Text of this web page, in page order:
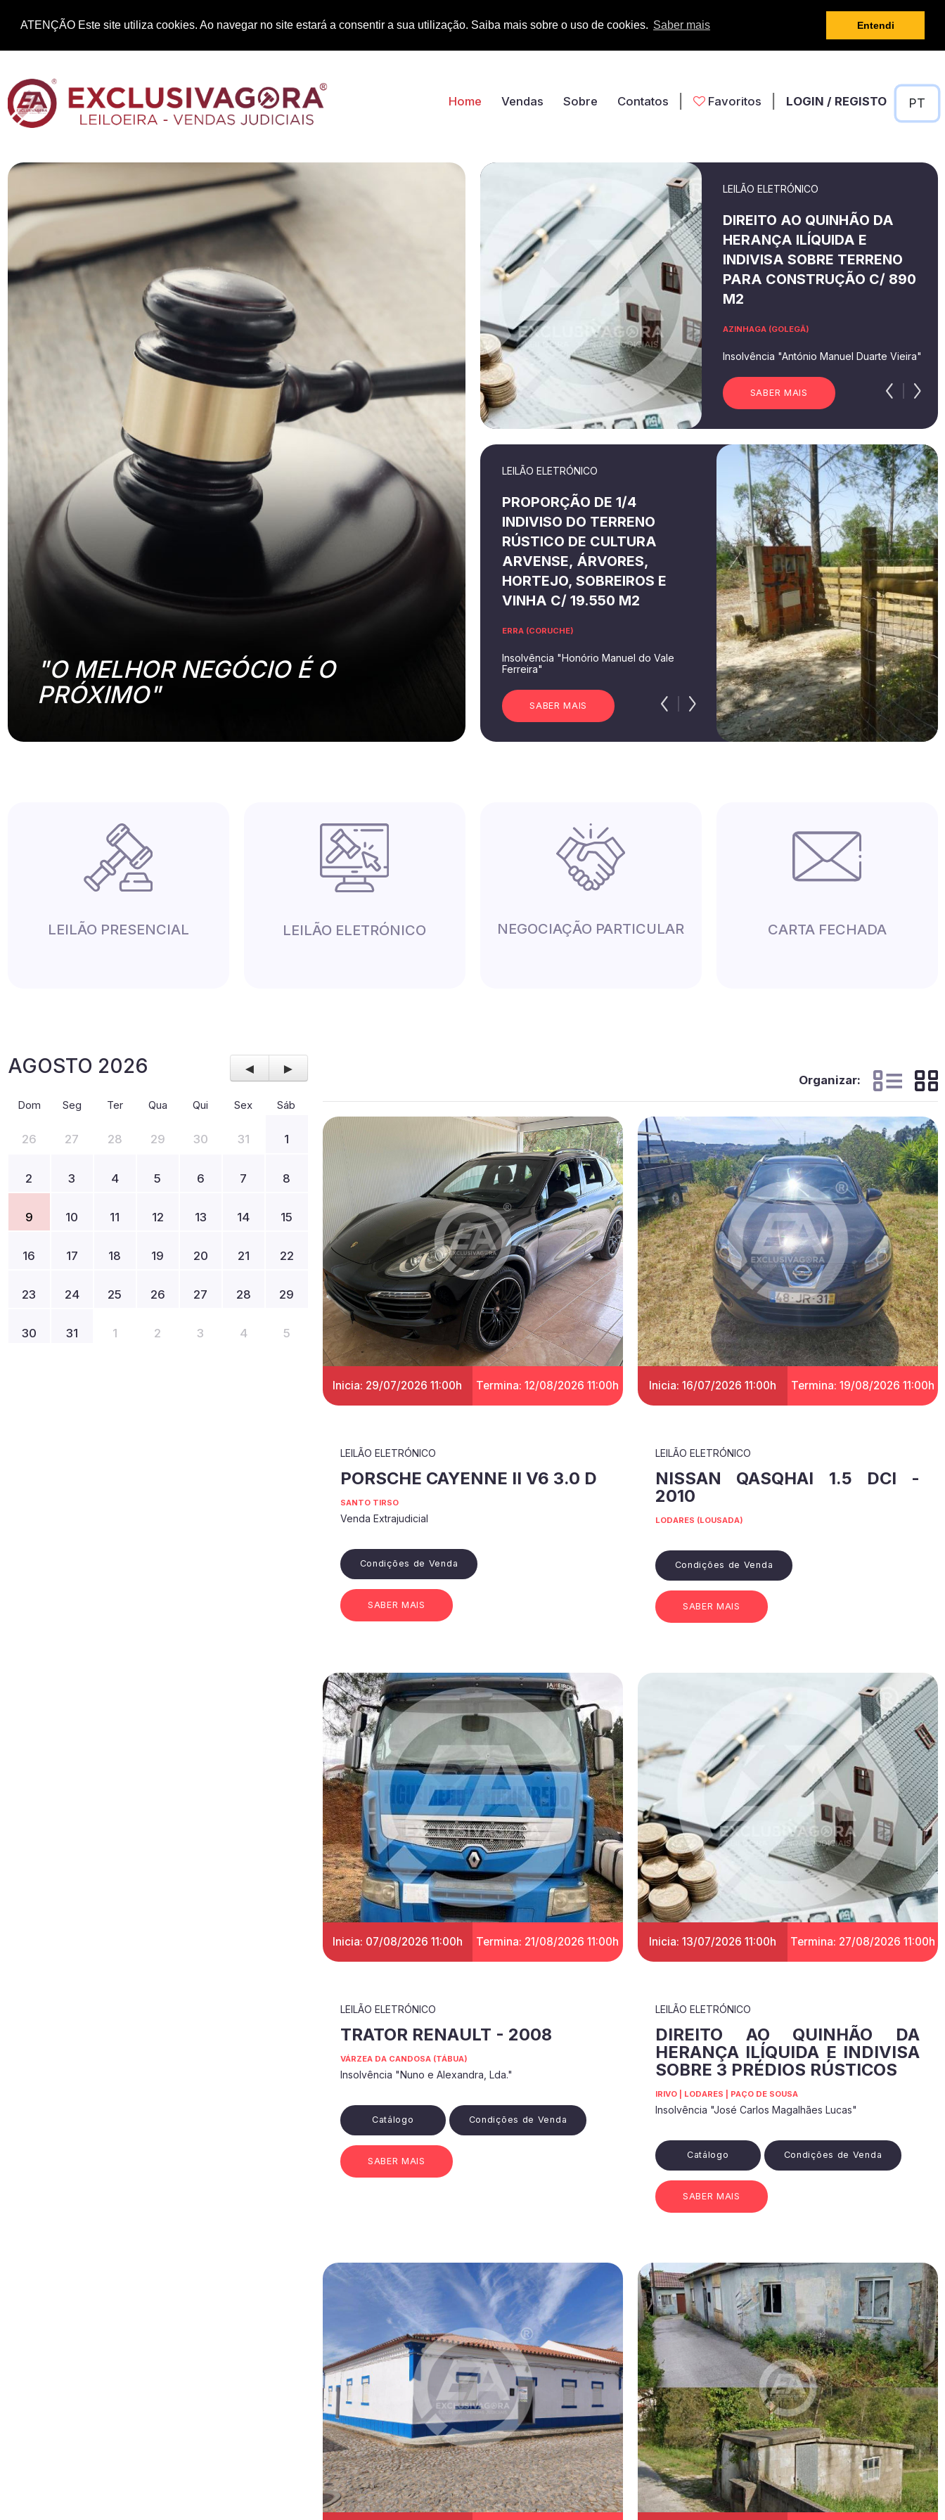
ATENÇÃO Este site utiliza cookies. Ao navegar no site estará a consentir a sua utilização. Saiba mais sobre o uso de cookies. Saber mais Entendi
Home Vendas Sobre Contatos Favoritos LOGIN / REGISTO
"O MELHOR NEGÓCIO É O
PRÓXIMO"
LEILÃO ELETRÓNICO
DIREITO AO QUINHÃO DA
HERANÇA ILÍQUIDA E
INDIVISA SOBRE TERRENO
PARA CONSTRUÇÃO C/ 890
M2
AZINHAGA (GOLEGÃ)
Insolvência "António Manuel Duarte Vieira"
SABER MAIS
LEILÃO ELETRÓNICO
PROPORÇÃO DE 1/4
INDIVISO DO TERRENO
RÚSTICO DE CULTURA
ARVENSE, ÁRVORES,
HORTEJO, SOBREIROS E
VINHA C/ 19.550 M2
ERRA (CORUCHE)
Insolvência "Honório Manuel do Vale
Ferreira"
SABER MAIS
LEILÃO PRESENCIAL LEILÃO ELETRÓNICO NEGOCIAÇÃO PARTICULAR CARTA FECHADA
AGOSTO 2026 ◄ ►
Dom Seg Ter Qua Qui Sex Sáb
26 27 28 29 30 31 1
2 3 4 5 6 7 8
9 10 11 12 13 14 15
16 17 18 19 20 21 22
23 24 25 26 27 28 29
30 31 1 2 3 4 5
Organizar:
Inicia: 29/07/2026 11:00h Termina: 12/08/2026 11:00h
LEILÃO ELETRÓNICO
PORSCHE CAYENNE II V6 3.0 D
SANTO TIRSO
Venda Extrajudicial
Condições de Venda
SABER MAIS
Inicia: 16/07/2026 11:00h Termina: 19/08/2026 11:00h
LEILÃO ELETRÓNICO
NISSAN QASQHAI 1.5 DCI -
2010
LODARES (LOUSADA)
Condições de Venda
SABER MAIS
Inicia: 07/08/2026 11:00h Termina: 21/08/2026 11:00h
LEILÃO ELETRÓNICO
TRATOR RENAULT - 2008
VÁRZEA DA CANDOSA (TÁBUA)
Insolvência "Nuno e Alexandra, Lda."
Catálogo Condições de Venda
SABER MAIS
Inicia: 13/07/2026 11:00h Termina: 27/08/2026 11:00h
LEILÃO ELETRÓNICO
DIREITO AO QUINHÃO DA
HERANÇA ILÍQUIDA E INDIVISA
SOBRE 3 PRÉDIOS RÚSTICOS
IRIVO | LODARES | PAÇO DE SOUSA
Insolvência "José Carlos Magalhães Lucas"
Catálogo Condições de Venda
SABER MAIS